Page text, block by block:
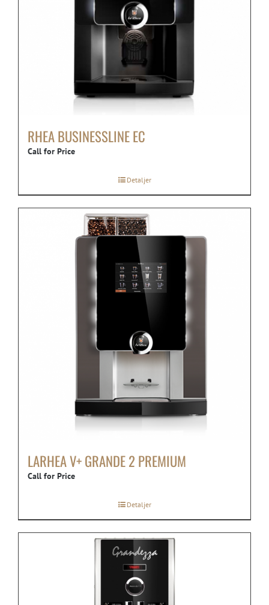
RHEA BUSINESSLINE EC
Call for Price
Detaljer
LARHEA V+ GRANDE 2 PREMIUM
Call for Price
Detaljer